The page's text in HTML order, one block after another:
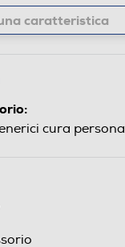
cura persona